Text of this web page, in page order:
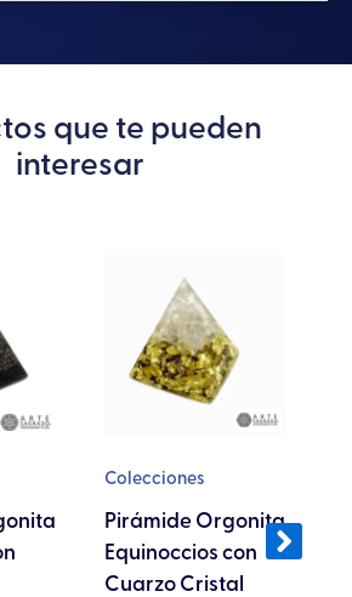
que te pueden
interesar
Colecciones
Pirámide Orgonita
Equinoccios con
Cuarzo Cristal